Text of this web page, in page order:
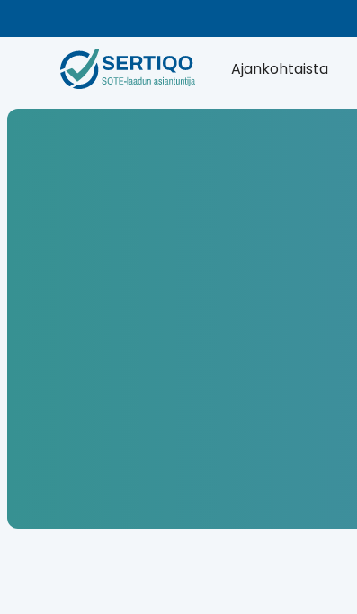
Ajankohtaista